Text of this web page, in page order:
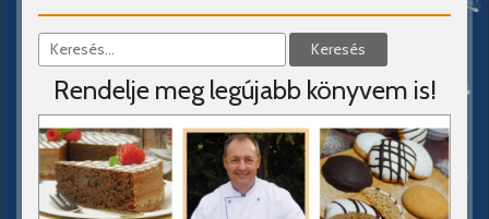
Rendelje meg legújabb könyvem is!